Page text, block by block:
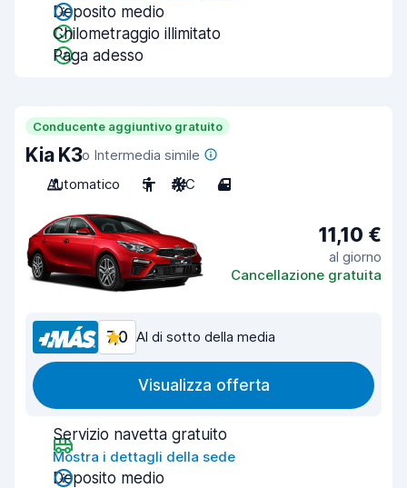
Deposito medio
Chilometraggio illimitato
Paga adesso
Conducente aggiuntivo gratuito
Kia K3o Intermedia simile
Automatico
5 A/C 4
11,10 €
al giorno
Cancellazione gratuita
7,0 Al di sotto della media
Visualizza offerta
Servizio navetta gratuito
Mostra i dettagli della sede
Deposito medio